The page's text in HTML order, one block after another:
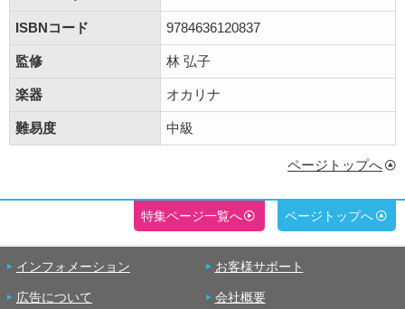
ISBNコード 9784636120837
監修 林 弘子
楽器 オカリナ
難易度 中級
ページトップへ
特集ページ一覧へ ページトップへ
インフォメーション お客様サポート
広告について 会社概要